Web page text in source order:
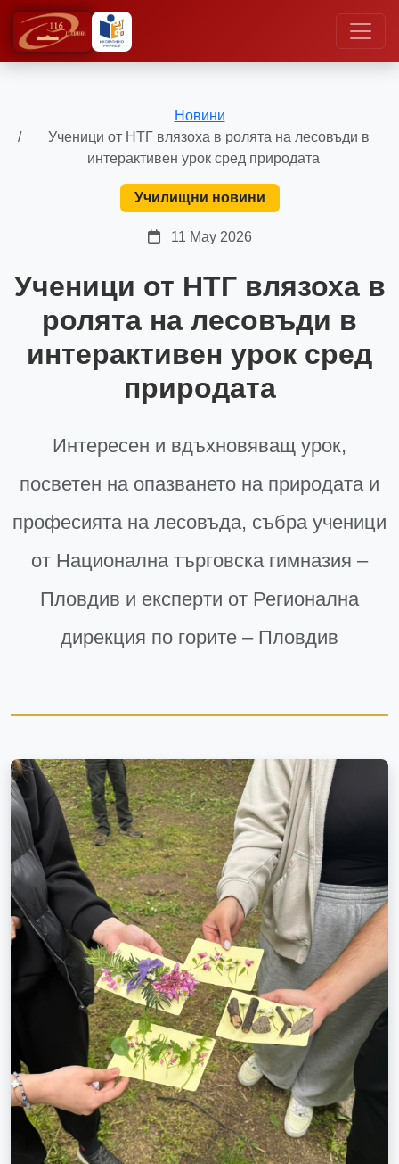
Новини
Ученици от НТГ влязоха в ролята на лесовъди в
интерактивен урок сред природата
Училищни новини
11 May 2026
Ученици от НТГ влязоха в
ролята на лесовъди в
интерактивен урок сред
природата
Интересен и вдъхновяващ урок,
посветен на опазването на природата и
професията на лесовъда, събра ученици
от Национална търговска гимназия –
Пловдив и експерти от Регионална
дирекция по горите – Пловдив